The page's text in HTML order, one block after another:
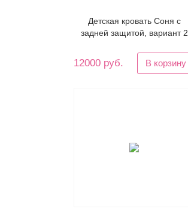
Детская кровать Соня с
задней защитой, вариант 2
12000 руб. В корзину